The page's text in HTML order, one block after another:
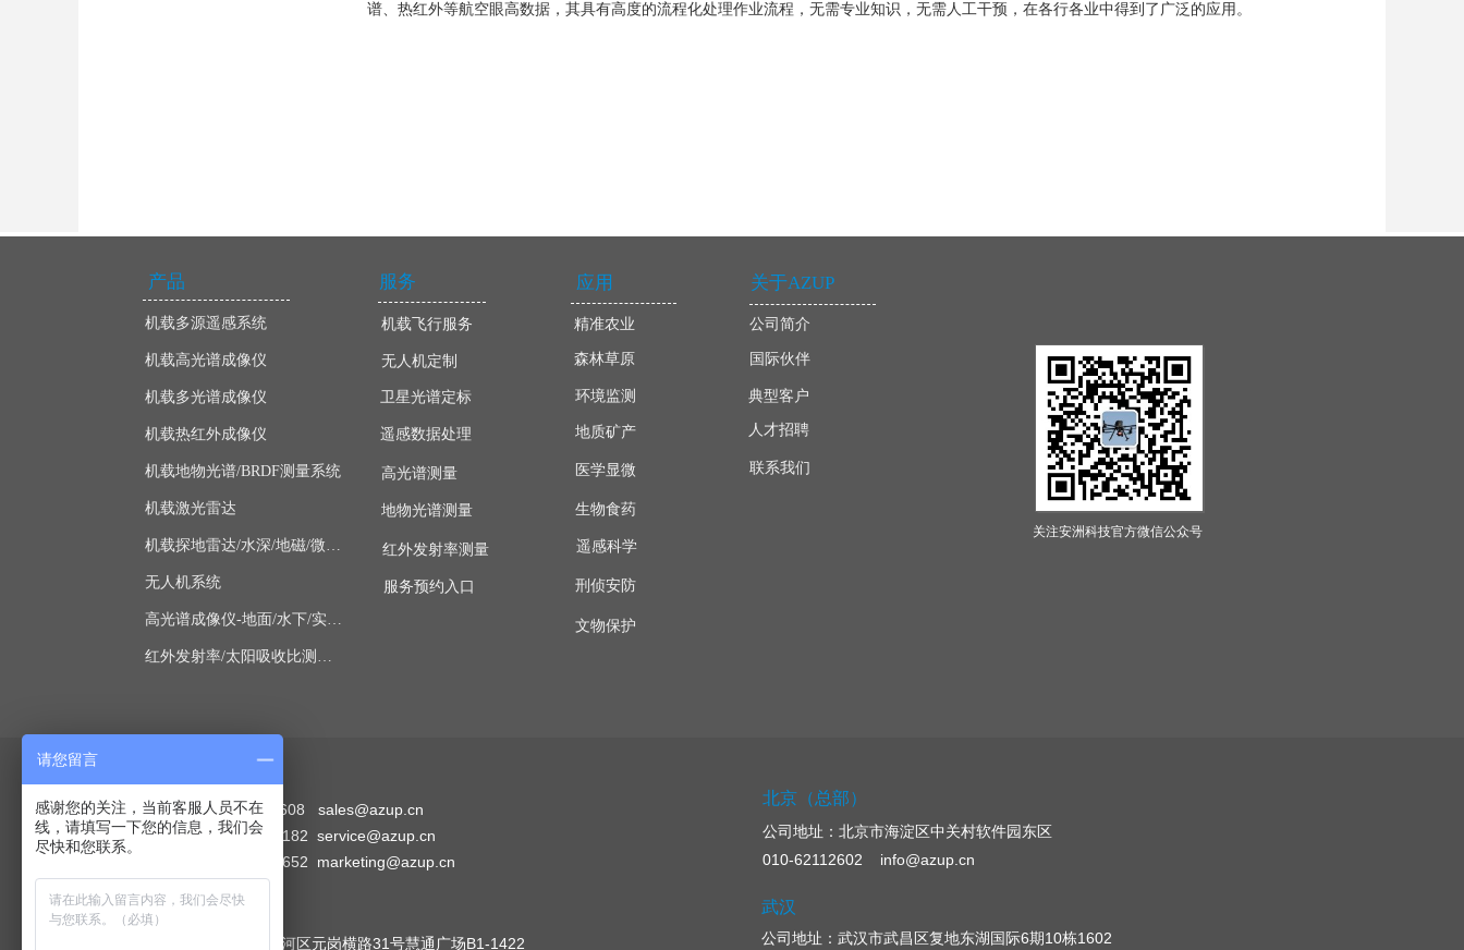
谱、热红外等航空眼高数据，其具有高度的流程化处理作业流程，无需专业知识，无需人工干预，在各行各业中得到了广泛的应用。
服务 关于AZUP
应用
人才招聘
联系我们
公司简介
机载多源遥感系统
机载高光谱成像仪
机载多光谱成像仪
机载热红外成像仪
机载地物光谱/BRDF测量系统
机载激光雷达
机载探地雷达/水深/地磁/微波/SAR
无人机系统
高光谱成像仪-地面/水下/实验室显微
红外发射率/太阳吸收比测量仪
典型客户
国际伙伴
产品
服务预约入口
关注安洲科技官方微信公众号
机载飞行服务
无人机定制
卫星光谱定标
遥感数据处理
高光谱测量
地物光谱测量
红外发射率测量
精准农业
森林草原
环境监测
地质矿产
医学显微
生物食药
遥感科学
刑侦安防
文物保护
武汉
公司地址：武汉市武昌区复地东湖国际6期10栋1602
广州
公司地址：广州市天河区元岗横路31号慧通广场B1-1422
销售部：4006-507-608 sales@azup.cn
技术部：010-62111182 service@azup.cn
市场部：010-62112652 marketing@azup.cn
北京（总部）
公司地址： 北京市海淀区中关村软件园东区
010-62112602 info@azup.cn
请您留言
感谢您的关注，当前客服人员不在
线，请填写一下您的信息，我们会
尽快和您联系。